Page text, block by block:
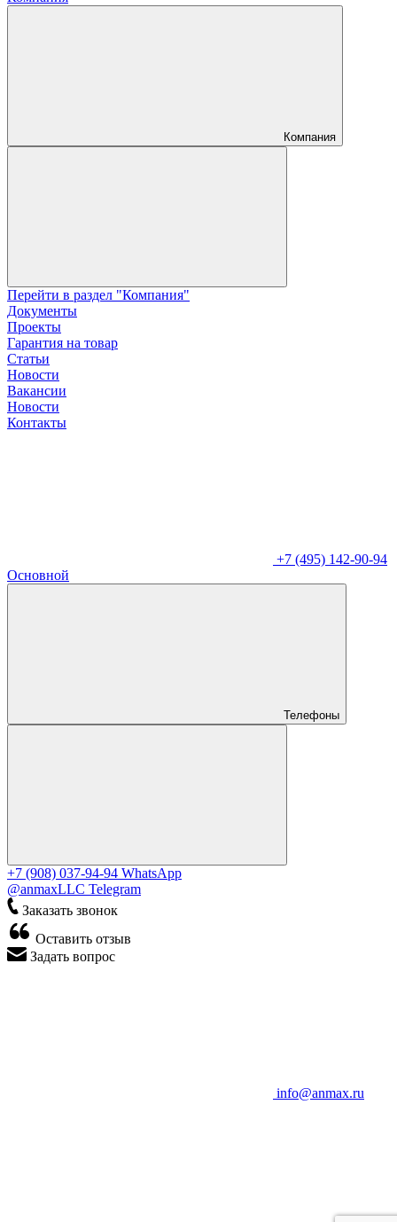
Компания
Перейти в раздел "Компания"
Документы
Проекты
Гарантия на товар
Статьи
Новости
Вакансии
Новости
Контакты
+7 (495) 142-90-94
Основной
Телефоны
+7 (908) 037-94-94 WhatsApp
@anmaxLLC Telegram
Заказать звонок
Оставить отзыв
Задать вопрос
info@anmax.ru